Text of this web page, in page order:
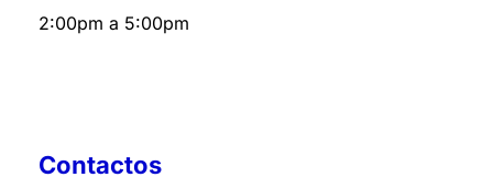
2:00pm a 5:00pm
Contactos